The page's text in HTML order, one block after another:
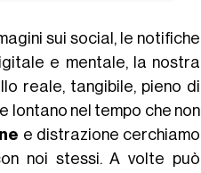
sui social, le notifiche
e mentale, la nostra
reale, tangibile, pieno di
lontano nel tempo che non
e distrazione cerchiamo
noi stessi. A volte può